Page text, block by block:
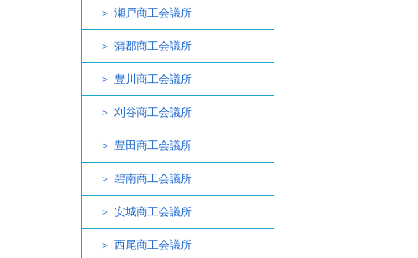
瀬戸商工会議所
蒲郡商工会議所
豊川商工会議所
刈谷商工会議所
豊田商工会議所
碧南商工会議所
安城商工会議所
西尾商工会議所